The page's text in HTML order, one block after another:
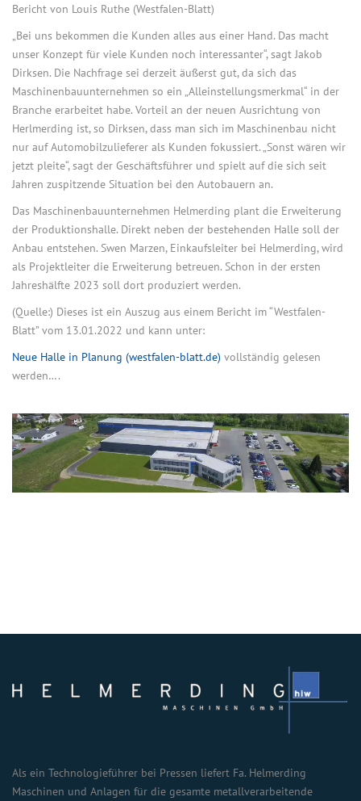
Bericht von Louis Ruthe (Westfalen-Blatt)
„Bei uns bekommen die Kunden alles aus einer Hand. Das macht
unser Konzept für viele Kunden noch interessanter“, sagt Jakob
Dirksen. Die Nachfrage sei derzeit äußerst gut, da sich das
Maschinenbauunternehmen so ein „Alleinstellungsmerkmal“ in der
Branche erarbeitet habe. Vorteil an der neuen Ausrichtung von
Herlmerding ist, so Dirksen, dass man sich im Maschinenbau nicht
nur auf Automobilzulieferer als Kunden fokussiert. „Sonst wären wir
jetzt pleite“, sagt der Geschäftsführer und spielt auf die sich seit
Jahren zuspitzende Situation bei den Autobauern an.
Das Maschinenbauunternehmen Helmerding plant die Erweiterung
der Produktionshalle. Direkt neben der bestehenden Halle soll der
Anbau entstehen. Swen Marzen, Einkaufsleiter bei Helmerding, wird
als Projektleiter die Erweiterung betreuen. Schon in der ersten
Jahreshälfte 2023 soll dort produziert werden.
(Quelle:) Dieses ist ein Auszug aus einem Bericht im “Westfalen-
Blatt” vom 13.01.2022 und kann unter:
Neue Halle in Planung (westfalen-blatt.de) vollständig gelesen
werden….
Als ein Technologieführer bei Pressen liefert Fa. Helmerding
Maschinen und Anlagen für die gesamte metallverarbeitende